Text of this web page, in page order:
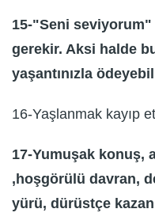
15-"Seni
gerekir. Aksi halde
yaşantınızla
16-Yaşlanmak kayıp
17-Yumuşak konuş,
,hoşgörülü davran,
yürü, dürüstçe kazan